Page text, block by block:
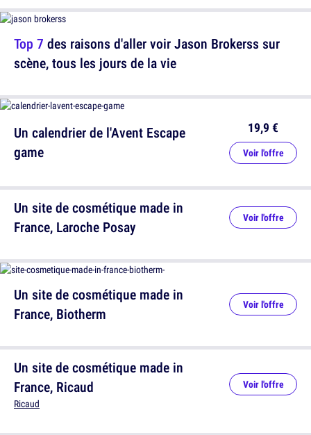
Top 7 des raisons d'aller voir Jason Brokerss sur
scène, tous les jours de la vie
Un site de cosmétique made in
France, Biotherm
Voir l'offre
Un calendrier de l'Avent Escape
game
19,9 €
Voir l'offre
Un site de cosmétique made in
France, Laroche Posay
Voir l'offre
Un site de cosmétique made in
France, Ricaud
Ricaud
Voir l'offre